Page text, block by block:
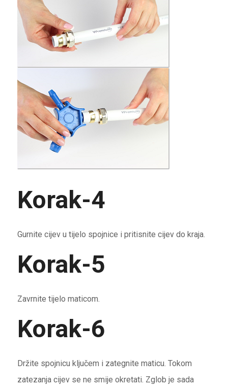
Korak-4
Gurnite cijev u tijelo spojnice i pritisnite cijev do kraja.
Korak-5
Zavrnite tijelo maticom.
Korak-6
Držite spojnicu ključem i zategnite maticu. Tokom
zatezanja cijev se ne smije okretati. Zglob je sada